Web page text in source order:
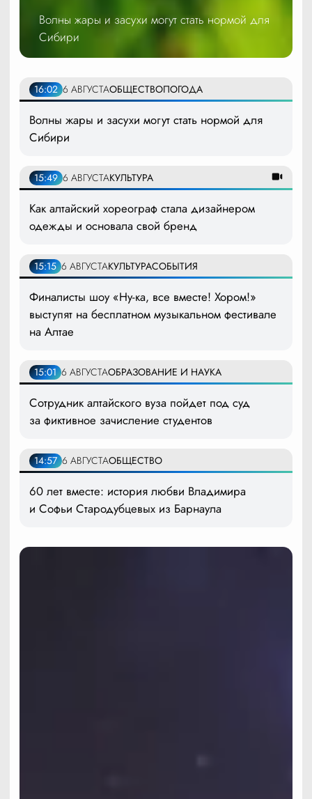
Волны жары и засухи могут стать нормой для
Сибири
16:02 6 АВГУСТАОБЩЕСТВОПОГОДА
Волны жары и засухи могут стать нормой для
Сибири
15:49 6 АВГУСТАКУЛЬТУРА
Как алтайский хореограф стала дизайнером
одежды и основала свой бренд
15:15 6 АВГУСТАКУЛЬТУРАСОБЫТИЯ
Финалисты шоу «Ну-ка, все вместе! Хором!»
выступят на бесплатном музыкальном фестивале
на Алтае
15:01 6 АВГУСТАОБРАЗОВАНИЕ И НАУКА
Сотрудник алтайского вуза пойдет под суд
за фиктивное зачисление студентов
14:57 6 АВГУСТАОБЩЕСТВО
60 лет вместе: история любви Владимира
и Софьи Стародубцевых из Барнаула